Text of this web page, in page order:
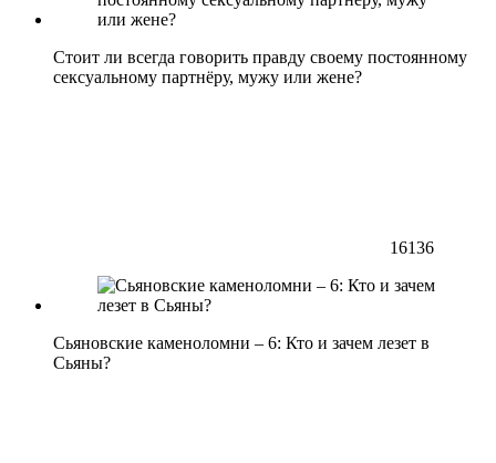
Стоит ли всегда говорить правду своему постоянному
сексуальному партнёру, мужу или жене?
16136
Сьяновские каменоломни – 6: Кто и зачем лезет в
Сьяны?